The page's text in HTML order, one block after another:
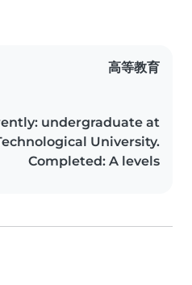
高等教育
undergraduate at
University.
Completed: A levels